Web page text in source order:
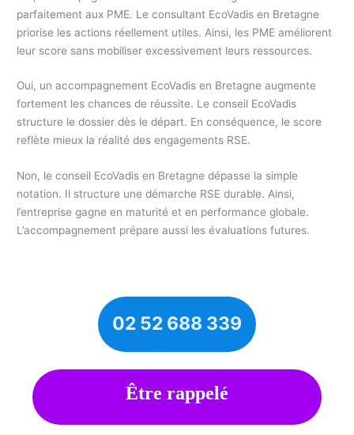
parfaitement aux PME. Le consultant EcoVadis en Bretagne
priorise les actions réellement utiles. Ainsi, les PME améliorent
leur score sans mobiliser excessivement leurs ressources.
Oui, un accompagnement EcoVadis en Bretagne augmente
fortement les chances de réussite. Le conseil EcoVadis
structure le dossier dès le départ. En conséquence, le score
reflète mieux la réalité des engagements RSE.
Non, le conseil EcoVadis en Bretagne dépasse la simple
notation. Il structure une démarche RSE durable. Ainsi,
l’entreprise gagne en maturité et en performance globale.
L’accompagnement prépare aussi les évaluations futures.
02 52 688 339
Être rappelé